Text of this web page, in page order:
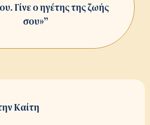
Γίνε ο ηγέτης της ζωής
σου»”
Καίτη